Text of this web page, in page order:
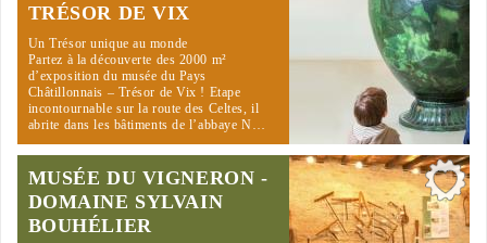
TRÉSOR DE VIX
Un Trésor unique au monde
Partez à la découverte des 2000 m²
d’exposition du musée du Pays
Châtillonnais – Trésor de Vix ! Etape
incontournable sur la route des Celtes, il
abrite dans les bâtiments de l’abbaye N…
MUSÉE DU VIGNERON -
DOMAINE SYLVAIN
BOUHÉLIER